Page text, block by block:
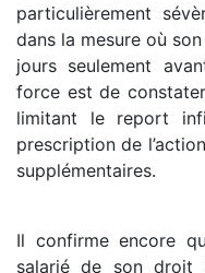
particulièrement
dans la mesure où
jours seulement
force est de
limitant le report
prescription de
supplémentaires.
Il confirme encore
salarié de son droit